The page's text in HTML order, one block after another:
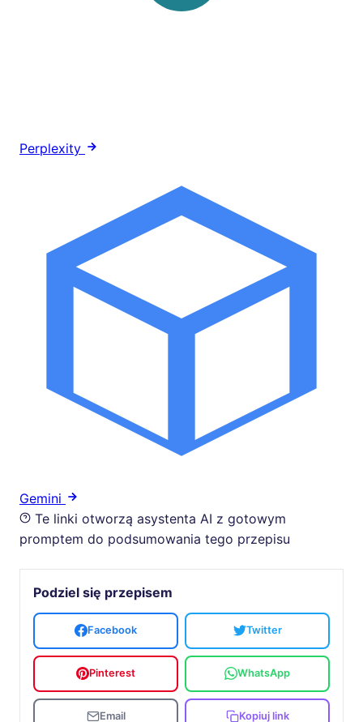
Perplexity
Gemini
Te linki otworzą asystenta AI z gotowym
promptem do podsumowania tego przepisu
Podziel się przepisem
Facebook Twitter
Pinterest WhatsApp
Email Kopiuj link